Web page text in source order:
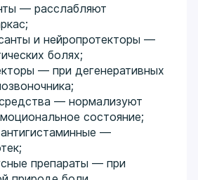
— расслабляют
и нейропротекторы —
болях;
— при дегенеративных
— нормализуют
состояние;
—
препараты — при